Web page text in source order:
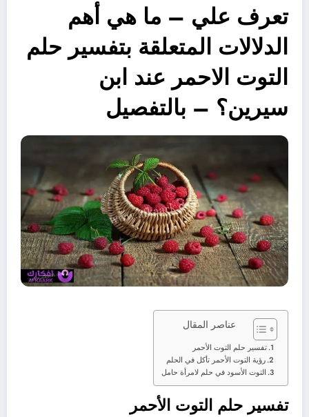
تعرف علي – ما هي أهم
الدلالات المتعلقة بتفسير حلم
التوت الاحمر عند ابن
سيرين؟ – بالتفصيل
عناصر المقال
تفسير حلم التوت الأحمر
رؤية التوت الأحمر تأكل في الحلم
التوت الأسود في حلم لامرأة حامل
تفسير حلم التوت الأحمر